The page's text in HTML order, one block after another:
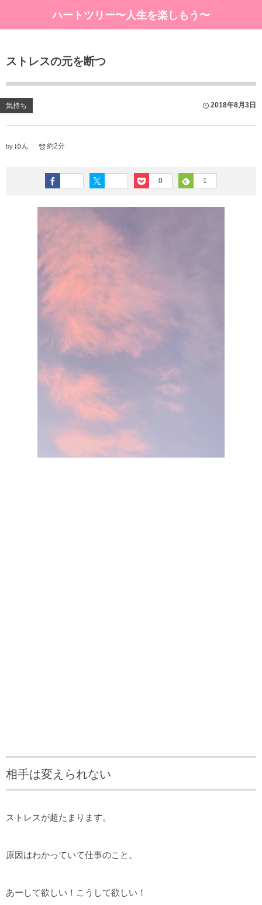
ハートツリー〜人生を楽しもう〜
ストレスの元を断つ
気持ち 2018年8月3日
by ゆん 約2分
0 1
相手は変えられない
ストレスが超たまります。
原因はわかっていて仕事のこと。
あーして欲しい！こうして欲しい！